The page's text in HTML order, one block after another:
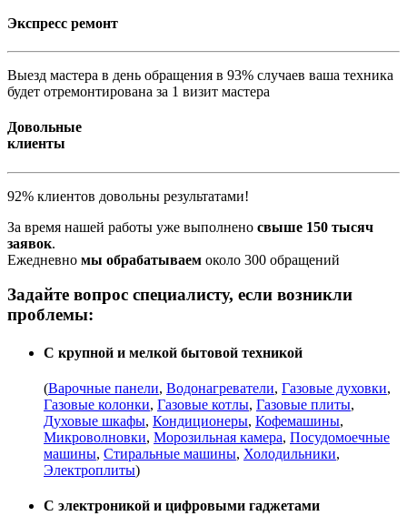
Экспресс ремонт
Выезд мастера в день обращения в 93% случаев ваша техника
будет отремонтирована за 1 визит мастера
Довольные
клиенты
92% клиентов довольны результатами!
За время нашей работы уже выполнено свыше 150 тысяч
заявок.
Ежедневно мы обрабатываем около 300 обращений
Задайте вопрос специалисту, если возникли
проблемы:
С крупной и мелкой бытовой техникой
(Варочные панели, Водонагреватели, Газовые духовки,
Газовые колонки, Газовые котлы, Газовые плиты,
Духовые шкафы, Кондиционеры, Кофемашины,
Микроволновки, Морозильная камера, Посудомоечные
машины, Стиральные машины, Холодильники,
Электроплиты)
С электроникой и цифровыми гаджетами